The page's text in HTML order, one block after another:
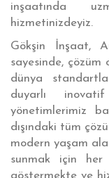
inşaatında
hizmetinizdeyiz.
Gökşin İnşaat,
sayesinde, çözüm
dünya
duyarlı
yönetimlerimiz
dışındaki tüm
modern yaşam
sunmak için
göstermekte ve